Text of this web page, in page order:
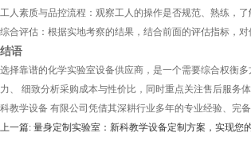
工人素质与品控流程：观察工人的操作是否规范、熟练，
综合评估：根据实地考察的结果，结合前面的评估指标，
结语
选择靠谱的化学实验室设备供应商，是一个需要综合权衡
力、 细致分析采购成本与性价比，同时重点关注售后服务
科教学设备 有限公司凭借其深耕行业多年的专业经验、完
上一篇: 量身定制实验室：新科教学设备定制方案，实现您